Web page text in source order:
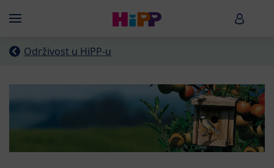
Menü HiPP
Održivost u HiPP-u